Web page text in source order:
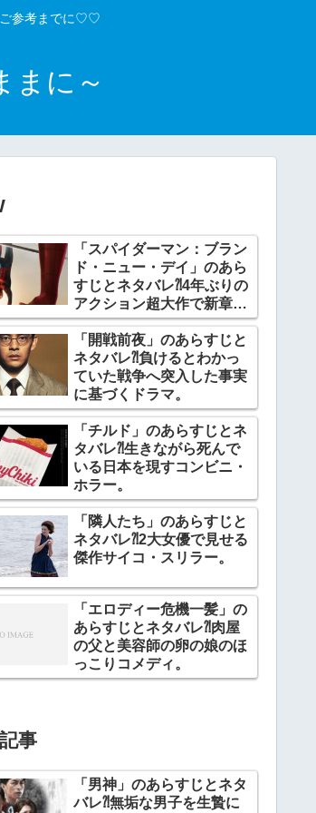
ご参考までに♡♡
まに～
「スパイダーマン：ブラン
ド・ニュー・デイ」のあら
すじとネタバレ⁈4年ぶりの
アクション超大作で新章開
幕。
「開戦前夜」のあらすじと
ネタバレ⁈負けるとわかっ
ていた戦争へ突入した事実
に基づくドラマ。
「チルド」のあらすじとネ
タバレ⁈生きながら死んで
いる日本を現すコンビニ・
ホラー。
「隣人たち」のあらすじと
ネタバレ⁈2大女優で見せる
傑作サイコ・スリラー。
「エロディー危機一髪」の
あらすじとネタバレ⁈肉屋
の父と美容師の卵の娘のほ
っこりコメディ。
事
「男神」のあらすじとネタ
バレ⁈無垢な男子を生贄に